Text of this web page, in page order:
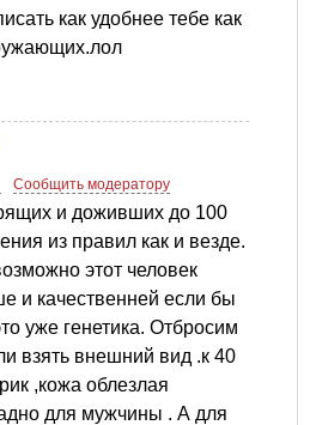
как удобнее тебе как
Сообщить модератору
и доживших до 100
из правил как и везде.
этот человек
и качественней если бы
уже генетика. Отбросим
взять внешний вид .к 40
,кожа облезлая
для мужчины . А для